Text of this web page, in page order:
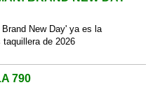
New Day' ya es la
de 2026
790